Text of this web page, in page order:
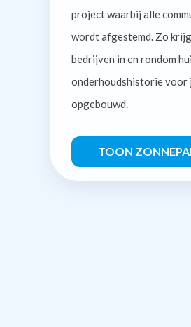
project waarbij alle
wordt afgestemd. Zo
bedrijven in en rondom
onderhoudshistorie voor
opgebouwd.
TOON